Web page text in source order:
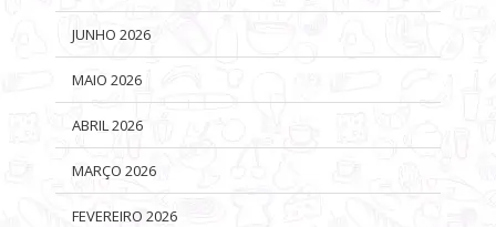
JUNHO 2026
MAIO 2026
ABRIL 2026
MARÇO 2026
FEVEREIRO 2026